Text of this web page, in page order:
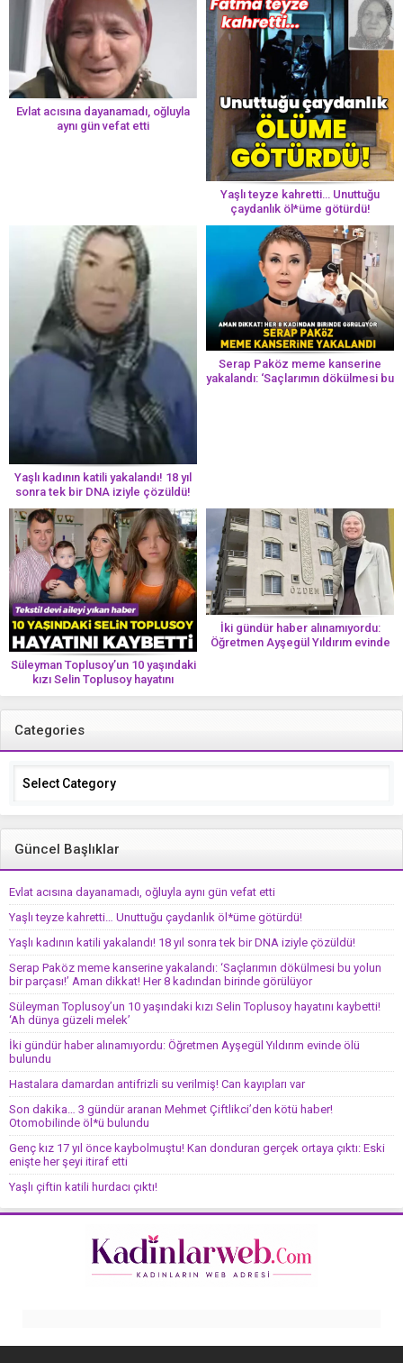
Evlat acısına dayanamadı, oğluyla
aynı gün vefat etti
Yaşlı teyze kahretti… Unuttuğu
çaydanlık öl*üme götürdü!
Yaşlı kadının katili yakalandı! 18 yıl
sonra tek bir DNA iziyle çözüldü!
Serap Paköz meme kanserine
yakalandı: ‘Saçlarımın dökülmesi bu
Süleyman Toplusoy’un 10 yaşındaki
kızı Selin Toplusoy hayatını
kaybetti! ‘Ah dünya güzeli melek’
İki gündür haber alınamıyordu:
Öğretmen Ayşegül Yıldırım evinde
Categories
Categories
Güncel Başlıklar
Evlat acısına dayanamadı, oğluyla aynı gün vefat etti
Yaşlı teyze kahretti… Unuttuğu çaydanlık öl*üme götürdü!
Yaşlı kadının katili yakalandı! 18 yıl sonra tek bir DNA iziyle çözüldü!
Serap Paköz meme kanserine yakalandı: ‘Saçlarımın dökülmesi bu yolun
bir parçası!’ Aman dikkat! Her 8 kadından birinde görülüyor
Süleyman Toplusoy’un 10 yaşındaki kızı Selin Toplusoy hayatını kaybetti!
‘Ah dünya güzeli melek’
İki gündür haber alınamıyordu: Öğretmen Ayşegül Yıldırım evinde ölü
bulundu
Hastalara damardan antifrizli su verilmiş! Can kayıpları var
Son dakika… 3 gündür aranan Mehmet Çiftlikci’den kötü haber!
Otomobilinde öl*ü bulundu
Genç kız 17 yıl önce kaybolmuştu! Kan donduran gerçek ortaya çıktı: Eski
enişte her şeyi itiraf etti
Yaşlı çiftin katili hurdacı çıktı!